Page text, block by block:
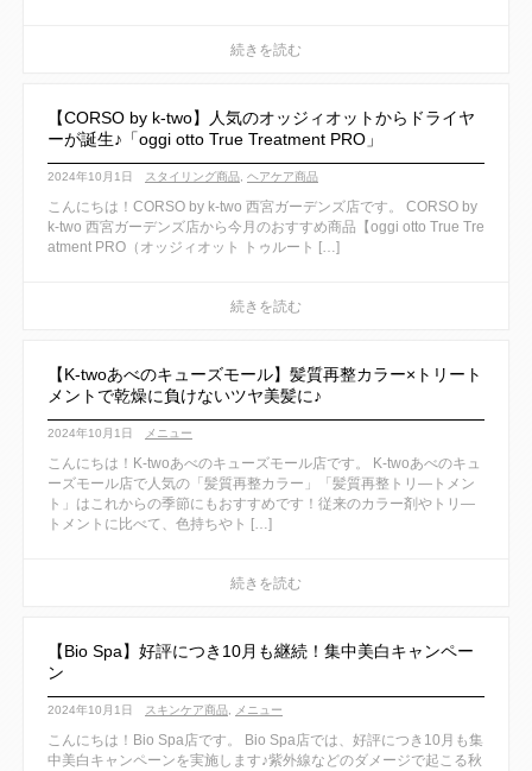
【CORSO by k-two】人気のオッジィオットからドライヤ
ーが誕生♪「oggi otto True Treatment PRO」
2024年10月1日 スタイリング商品 ヘアケア商品
こんにちは！CORSO by k-two 西宮ガーデンズ店です。 CORSO by
k-two 西宮ガーデンズ店から今月のおすすめ商品【oggi otto True Tre
atment PRO（オッジィオット トゥルート […]
【K-twoあべのキューズモール】髪質再整カラー×トリート
メントで乾燥に負けないツヤ美髪に♪
2024年10月1日 メニュー
こんにちは！K-twoあべのキューズモール店です。 K-twoあべのキュ
ーズモール店で人気の「髪質再整カラー」「髪質再整トリ―トメン
ト」はこれからの季節にもおすすめです！従来のカラー剤やトリ―
トメントに比べて、色持ちやト […]
【Bio Spa】好評につき10月も継続！集中美白キャンペー
ン
2024年10月1日 スキンケア商品 メニュー
こんにちは！Bio Spa店です。 Bio Spa店では、好評につき10月も集
中美白キャンペーンを実施します♪紫外線などのダメージで起こる秋